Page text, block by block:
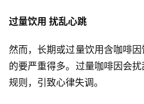
过量饮用 扰乱心跳
然而，长期或过量饮用含咖啡
的要严重得多。过量咖啡因会
规则，引致心律失调。